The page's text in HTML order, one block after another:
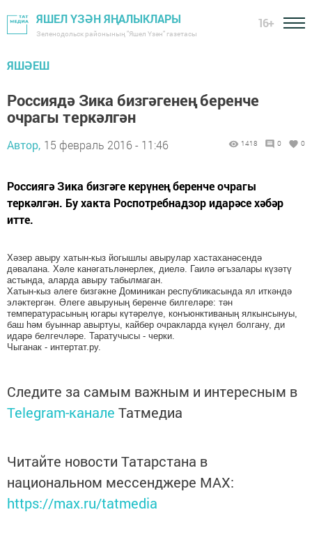
ЯШЕЛ ҮЗӘН ЯҢАЛЫКЛАРЫ
Зеленодольск районының "Яшел Үзән" газетасы
16+
ЯШӘЕШ
Россиядә Зика бизгәгенең беренче
очрагы теркәлгән
Автор, 15 февраль 2016 - 11:46 1418 0 0
Россиягә Зика бизгәге керүнең беренче очрагы
теркәлгән. Бу хакта Роспотребнадзор идарәсе хәбәр
итте.
Хәзер авыру хатын-кыз йогышлы авырулар хастаханәсендә
дәвалана. Хәле канәгатьләнерлек, диелә. Гаилә әгъзалары күзәтү
астында, аларда авыру табылмаган.
Хатын-кыз әлеге бизгәкне Доминикан республикасында ял иткәндә
эләктергән. Әлеге авыруның беренче билгеләре: тән
температурасының югары күтәрелүе, конъюнктиваның ялкынсынуы,
баш һәм буыннар авыртуы, кайбер очракларда күңел болгану, ди
идарә белгечләре. Таратучысы - черки.
Чыганак - интертат.ру.
Следите за самым важным и интересным в
Telegram-канале Татмедиа
Читайте новости Татарстана в
национальном мессенджере MАХ:
https://max.ru/tatmedia